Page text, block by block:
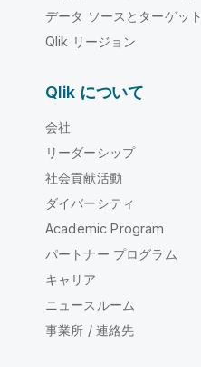
データ ソースとターゲット
Qlik リージョン
Qlik について
会社
リーダーシップ
社会貢献活動
ダイバーシティ
Academic Program
パートナー プログラム
キャリア
ニュースルーム
事業所 / 連絡先